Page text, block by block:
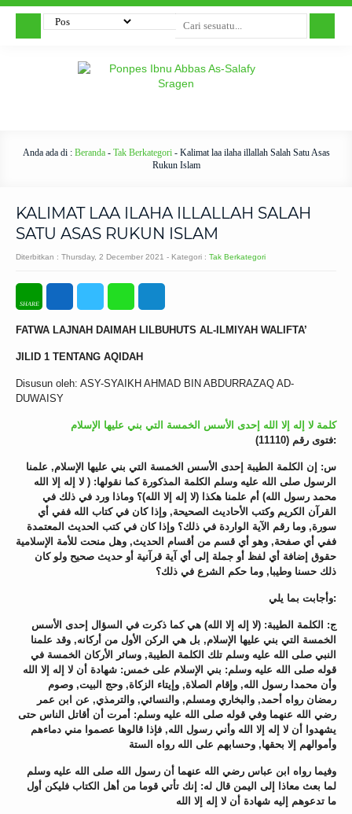
Anda ada di : Beranda- Tak Berkategori- Kalimat laa ilaha illallah Salah Satu Asas
Rukun Islam
KALIMAT LAA ILAHA ILLALLAH SALAH
SATU ASAS RUKUN ISLAM
Diterbitkan : Thursday, 2 December 2021 - Kategori : Tak Berkategori
FATWA LAJNAH DAIMAH LILBUHUTS AL-ILMIYAH WALIFTA’
JILID 1 TENTANG AQIDAH
Disusun oleh: ASY-SYAIKH AHMAD BIN ABDURRAZAQ AD-
DUWAISY
كلمة لا إله إلا الله إحدى الأسس الخمسة التي بني عليها الإسلام
فتوى رقم (11110):
س: إن الكلمة الطيبة إحدى الأسس الخمسة التي بني عليها الإسلام, علمنا
الرسول صلى الله عليه وسلم الكلمة المذكورة كما نقولها: ( لا إله إلا الله
محمد رسول الله) أم علمنا هكذا (لا إله إلا الله)؟ وماذا ورد في ذلك في
القرآن الكريم وكتب الأحاديث الصحيحة, وإذا كان في كتاب الله ففي أي
سورة, وما رقم الآية الواردة في ذلك؟ وإذا كان في كتب الحديث المعتمدة
ففي أي صفحة, وهو أي قسم من أقسام الحديث, وهل منحت للأمة الإسلامية
حقوق إضافة أي لفظ أو جملة إلى أي آية قرآنية أو حديث صحيح ولو كان
ذلك حسنا وطيبا, وما حكم الشرع في ذلك؟
وأجابت بما يلي:
ج: الكلمة الطيبة: (لا إله إلا الله) هي كما ذكرت في السؤال إحدى الأسس
الخمسة التي بني عليها الإسلام, بل هي الركن الأول من أركانه, وقد علمنا
النبي صلى الله عليه وسلم تلك الكلمة الطيبة, وسائر الأركان الخمسة في
قوله صلى الله عليه وسلم: بني الإسلام على خمس: شهادة أن لا إله إلا الله
وأن محمدا رسول الله, وإقام الصلاة, وإيتاء الزكاة, وحج البيت, وصوم
رمضان رواه أحمد, والبخاري ومسلم, والنسائي, والترمذي, عن ابن عمر
رضي الله عنهما وفي قوله صلى الله عليه وسلم: أمرت أن أقاتل الناس حتى
يشهدوا أن لا إله إلا الله وأني رسول الله, فإذا قالوها عصموا مني دماءهم
وأموالهم إلا بحقها, وحسابهم على الله رواه الستة
وفيما رواه ابن عباس رضي الله عنهما أن رسول الله صلى الله عليه وسلم
لما بعث معاذا إلى اليمن قال له: إنك تأتي قوما من أهل الكتاب فليكن أول
ما تدعوهم إليه شهادة أن لا إله إلا الله